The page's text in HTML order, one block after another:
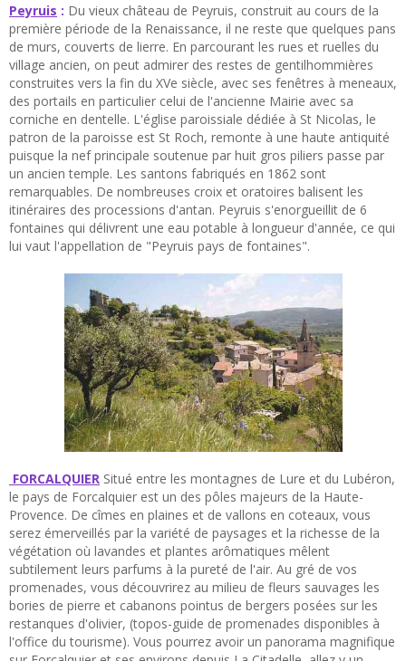
Peyruis : Du vieux château de Peyruis, construit au cours de la
première période de la Renaissance, il ne reste que quelques pans
de murs, couverts de lierre. En parcourant les rues et ruelles du
village ancien, on peut admirer des restes de gentilhommières
construites vers la fin du XVe siècle, avec ses fenêtres à meneaux,
des portails en particulier celui de l'ancienne Mairie avec sa
corniche en dentelle. L'église paroissiale dédiée à St Nicolas, le
patron de la paroisse est St Roch, remonte à une haute antiquité
puisque la nef principale soutenue par huit gros piliers passe par
un ancien temple. Les santons fabriqués en 1862 sont
remarquables. De nombreuses croix et oratoires balisent les
itinéraires des processions d'antan. Peyruis s'enorgueillit de 6
fontaines qui délivrent une eau potable à longueur d'année, ce qui
lui vaut l'appellation de "Peyruis pays de fontaines".
FORCALQUIER Situé entre les montagnes de Lure et du Lubéron,
le pays de Forcalquier est un des pôles majeurs de la Haute-
Provence. De cîmes en plaines et de vallons en coteaux, vous
serez émerveillés par la variété de paysages et la richesse de la
végétation où lavandes et plantes arômatiques mêlent
subtilement leurs parfums à la pureté de l'air. Au gré de vos
promenades, vous découvrirez au milieu de fleurs sauvages les
bories de pierre et cabanons pointus de bergers posées sur les
restanques d'olivier, (topos-guide de promenades disponibles à
l'office du tourisme). Vous pourrez avoir un panorama magnifique